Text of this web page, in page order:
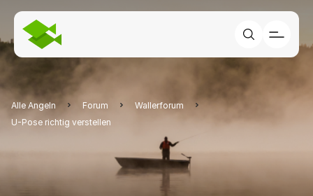
Alle Angeln Forum
Wallerforum
U-Pose richtig verstellen